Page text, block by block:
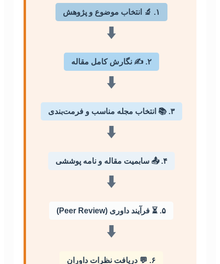
۱. 🔬 انتخاب موضوع و پژوهش
⬇️
۲. ✍️ نگارش کامل مقاله
⬇️
۳. 📚 انتخاب مجله مناسب و فرمت‌بندی
⬇️
۴. 📤 سابمیت مقاله و نامه پوششی
⬇️
۵. ⏳ فرآیند داوری (Peer Review)
⬇️
۶. 💬 دریافت نظرات داوران